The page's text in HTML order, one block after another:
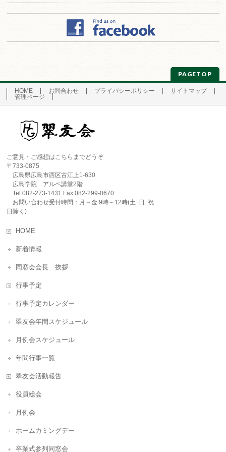
PAGETOP
HOME お問合わせ プライバシーポリシー
サイトマップ
管理ページ
ご意見・ご感想はこちらまでどうぞ
〒733-0875
広島県広島市西区古江上1-630
広島学院 アルペ講堂2階
Tel.082-273-1431 Fax.082-299-0670
お問い合わせ受付時間：月～金 9時～12時(土･日･祝
日除く)
HOME
新着情報
同窓会会長 挨拶
行事予定
行事予定カレンダー
翠友会年間スケジュール
月例会スケジュール
年間行事一覧
翠友会活動報告
役員総会
月例会
ホームカミングデー
卒業式参列同窓会